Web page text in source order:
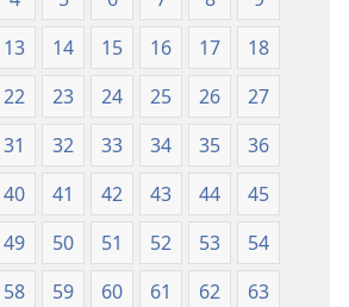
Kalibotan
nga
Hubad
han
Baraan
nga
Kasuratan
13 14 15 16 17
18
22 23 24 25 26
27
31 32 33 34 35
36
40 41 42 43 44
45
49 50 51 52 53
54
58 59 60 61 62
63